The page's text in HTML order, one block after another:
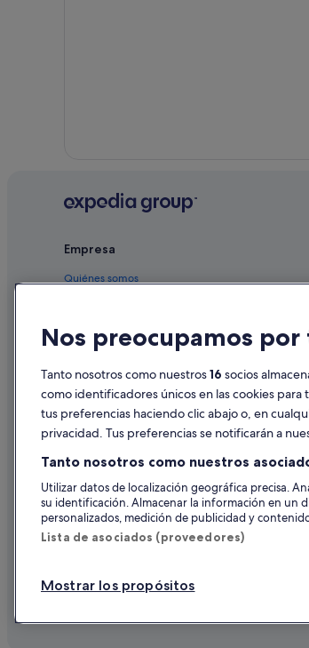
Empresa
Quiénes somos
Anuncia tu alojamiento
Prensa
© 2026 Expedia, Inc., una empresa de Expedia
Nos preocupamos
Tanto nosotros como nuestros16 socios
como identificadores únicos en las cookies
tus preferencias haciendo clic abajo o, en
privacidad. Tus preferencias se notificarán a
Tanto nosotros como nuestros
Utilizar datos de localización geográfica precisa.
su identificación. Almacenar la información en un
personalizados, medición de publicidad y
Lista de asociados (proveedores)
Mostrar los propósitos